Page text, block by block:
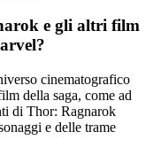
e gli altri film
cinematografico
della saga, come ad
di Thor: Ragnarok
e delle trame